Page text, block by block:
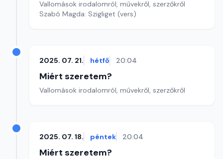
Vallomások irodalomról, művekről, szerzőkről
Szabó Magda: Szigliget (vers)
2025. 07. 21. hétfő 20:04
Miért szeretem?
Vallomások irodalomról, művekről, szerzőkről
2025. 07. 18. péntek 20:04
Miért szeretem?